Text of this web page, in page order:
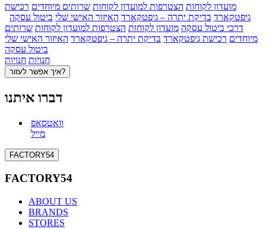
מועדון לקוחות הצטרפות למועדון לקוחות שרותים מיוחדים רכישת
גיפטקארד בדיקת יתרה – גיפטקארד האיזור האישי שלי ביטול עסקה
דרכי ביטול עסקה מועדון לקוחות הצטרפות למועדון לקוחות שרותים
מיוחדים רכישת גיפטקארד בדיקת יתרה – גיפטקארד האיזור האישי שלי
ביטול עסקה
חנויות חנויות
איך אפשר לעזור?
דברו איתנו
וואטסאפ
מייל
FACTORY54
FACTORY54
ABOUT US
BRANDS
STORES